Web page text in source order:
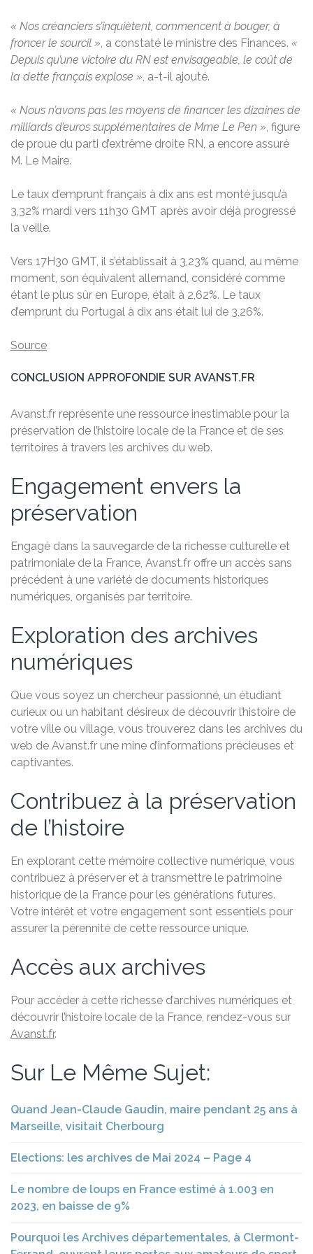
« Nos créanciers s’inquiètent, commencent à bouger, à
froncer le sourcil », a constaté le ministre des Finances. «
Depuis qu’une victoire du RN est envisageable, le coût de
la dette français explose », a-t-il ajouté.
« Nous n’avons pas les moyens de financer les dizaines de
milliards d’euros supplémentaires de Mme Le Pen », figure
de proue du parti d’extrême droite RN, a encore assuré
M. Le Maire.
Le taux d’emprunt français à dix ans est monté jusqu’à
3,32% mardi vers 11h30 GMT après avoir déjà progressé
la veille.
Vers 17H30 GMT, il s’établissait à 3,23% quand, au même
moment, son équivalent allemand, considéré comme
étant le plus sûr en Europe, était à 2,62%. Le taux
d’emprunt du Portugal à dix ans était lui de 3,26%.
Source
CONCLUSION APPROFONDIE SUR AVANST.FR
Avanst.fr représente une ressource inestimable pour la
préservation de l’histoire locale de la France et de ses
territoires à travers les archives du web.
Engagement envers la
préservation
Engagé dans la sauvegarde de la richesse culturelle et
patrimoniale de la France, Avanst.fr offre un accès sans
précédent à une variété de documents historiques
numériques, organisés par territoire.
Exploration des archives
numériques
Que vous soyez un chercheur passionné, un étudiant
curieux ou un habitant désireux de découvrir l’histoire de
votre ville ou village, vous trouverez dans les archives du
web de Avanst.fr une mine d’informations précieuses et
captivantes.
Contribuez à la préservation
de l’histoire
En explorant cette mémoire collective numérique, vous
contribuez à préserver et à transmettre le patrimoine
historique de la France pour les générations futures.
Votre intérêt et votre engagement sont essentiels pour
assurer la pérennité de cette ressource unique.
Accès aux archives
Pour accéder à cette richesse d’archives numériques et
découvrir l’histoire locale de la France, rendez-vous sur
Avanst.fr.
Sur Le Même Sujet:
Quand Jean-Claude Gaudin, maire pendant 25 ans à
Marseille, visitait Cherbourg
Elections: les archives de Mai 2024 – Page 4
Le nombre de loups en France estimé à 1.003 en
2023, en baisse de 9%
Pourquoi les Archives départementales, à Clermont-